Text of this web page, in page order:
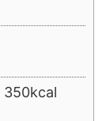
350kcal